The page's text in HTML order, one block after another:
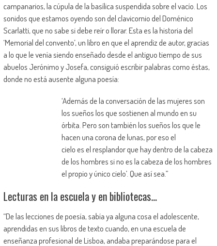
campanarios, la cúpula de la basílica suspendida sobre el vacío. Los
sonidos que estamos oyendo son del clavicornio del Doménico
Scarlatti, que no sabe si debe reír o llorar. Esta es la historia del
‘Memorial del convento’, un libro en que el aprendiz de autor, gracias
a lo que le venía siendo enseñado desde el antiguo tiempo de sus
abuelos Jerónimo y Josefa, consiguió escribir palabras como éstas,
donde no está ausente alguna poesía:
‘Además de la conversación de las mujeres son
los sueños los que sostienen al mundo en su
órbita. Pero son también los sueños los que le
hacen una corona de lunas, por eso el
cielo es el resplandor que hay dentro de la cabeza
de los hombres si no es la cabeza de los hombres
el propio y único cielo’. Que así sea.”
Lecturas en la escuela y en bibliotecas…
“De las lecciones de poesía, sabía ya alguna cosa el adolescente,
aprendidas en sus libros de texto cuando, en una escuela de
enseñanza profesional de Lisboa, andaba preparándose para el